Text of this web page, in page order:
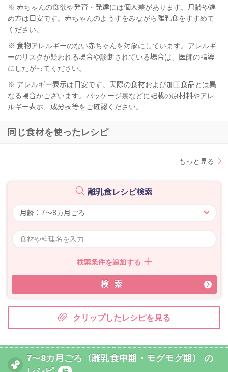
※ 赤ちゃんの食欲や発育・発達には個人差があります。月齢や進
め方は目安です。赤ちゃんのようすをみながら離乳食をすすめて
ください。
※ 食物アレルギーのない赤ちゃんを対象にしています。アレルギ
ーのリスクが疑われる場合や診断されている場合は、医師の指導
にしたがってください。
※ アレルギー表示は目安です。実際の食材および加工食品とは異
なる場合がございます。パッケージ裏などに記載の原材料やアレ
ルギー表示、成分表等をご確認ください。
同じ食材を使ったレシピ
もっと見る
離乳食レシピ検索
検索条件を追加する
検索
クリップしたレシピを見る
7～8カ月ごろ（離乳食中期・モグモグ期） の